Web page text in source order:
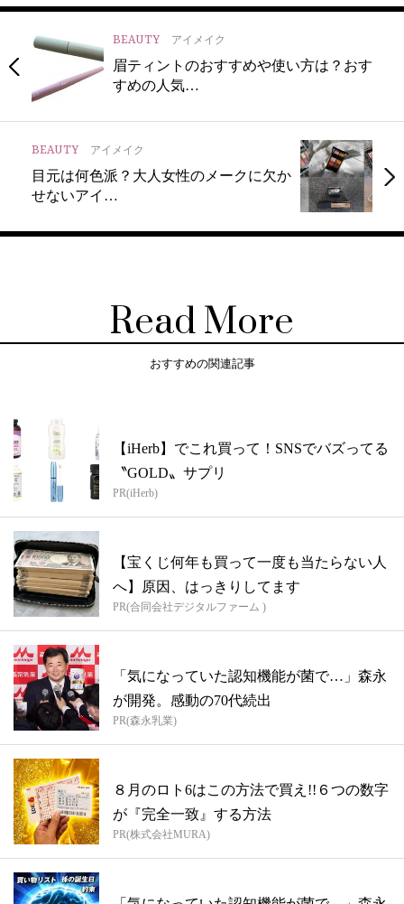
BEAUTY アイメイク
眉ティントのおすすめや使い方は？おす
すめの人気…
BEAUTY アイメイク
目元は何色派？大人女性のメークに欠か
せないアイ…
Read More
おすすめの関連記事
【iHerb】でこれ買って！SNSでバズってる
〝GOLD〟サプリ
PR(iHerb)
【宝くじ何年も買って一度も当たらない人
へ】原因、はっきりしてます
PR(合同会社デジタルファーム )
「気になっていた認知機能が菌で…」森永
が開発。感動の70代続出
PR(森永乳業)
８月のロト6はこの方法で買え!!６つの数字
が『完全一致』する方法
PR(株式会社MURA)